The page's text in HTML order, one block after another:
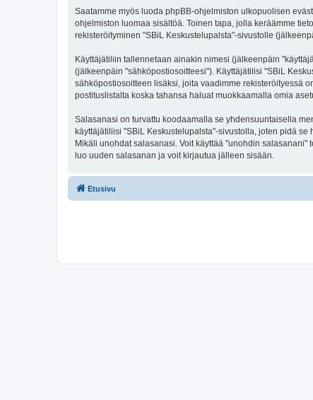
Saatamme myös luoda phpBB-ohjelmiston ulkopuolisen
ohjelmiston luomaa sisältöä. Toinen tapa, jolla keräämme
rekisteröityminen "SBiL Keskustelupalsta"-sivustolle
Käyttäjätiliin tallennetaan ainakin nimesi (jälkeenpäin
(jälkeenpäin "sähköpostiosoitteesi"). Käyttäjätilisi "SBiL
sähköpostiosoitteen lisäksi, joita vaadimme rekisteröityessä
postituslistalta koska tahansa haluat muokkaamalla omia
Salasanasi on turvattu koodaamalla se yhdensuuntaisella
käyttäjätiliisi "SBiL Keskustelupalsta"-sivustolla, joten pidä
Mikäli unohdat salasanasi. Voit käyttää "unohdin
luo uuden salasanan ja voit kirjautua jälleen sisään.
Etusivu